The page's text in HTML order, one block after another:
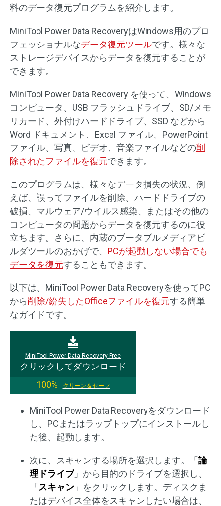
料のデータ復元プログラムを紹介します。
MiniTool Power Data RecoveryはWindows用のプロ
フェッショナルなデータ復元ツールです。様々な
ストレージデバイスからデータを復元することが
できます。
MiniTool Power Data Recovery を使って、Windows
コンピュータ、USB フラッシュドライブ、SD/メモ
リカード、外付けハードドライブ、SSD などから
Word ドキュメント、Excel ファイル、PowerPoint
ファイル、写真、ビデオ、音楽ファイルなどの削
除されたファイルを復元できます。
このプログラムは、様々なデータ損失の状況、例
えば、誤ってファイルを削除、ハードドライブの
破損、マルウェア/ウイルス感染、またはその他の
コンピュータの問題からデータを復元するのに役
立ちます。さらに、内蔵のブータブルメディアビ
ルダツールのおかげで、 PCが起動しない場合でも
データを復元することもできます。
以下は、MiniTool Power Data Recoveryを使ってPC
から削除/紛失したOfficeファイルを復元する簡単
なガイドです。
MiniTool Power Data Recovery Free
クリックしてダウンロード
100%
クリーン＆セーフ
MiniTool Power Data Recoveryをダウンロード
し、PCまたはラップトップにインストールし
た後、起動します。
次に、スキャンする場所を選択します。「 論
理ドライブ」から目的のドライブを選択し、
「 スキャン 」をクリックします。ディスクま
たはデバイス全体をスキャンしたい場合は、